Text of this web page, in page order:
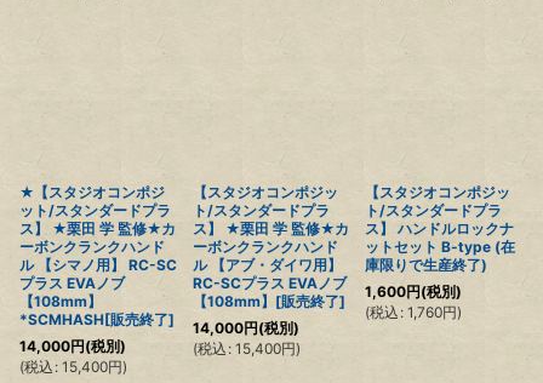
★【スタジオコンポジ
ット/スタンダードプラ
ス】 ★栗田 学 監修★カ
ーボンクランクハンド
ル 【シマノ用】 RC-SC
プラス EVAノブ
【108mm】
*SCMHASH[販売終了]
14,000円(税別)
(税込 : 15,400円)
【スタジオコンポジッ
ト/スタンダードプラ
ス】 ★栗田 学 監修★カ
ーボンクランクハンド
ル 【アブ・ダイワ用】
RC-SCプラス EVAノブ
【108mm】[販売終了]
14,000円(税別)
(税込 : 15,400円)
【スタジオコンポジッ
ト/スタンダードプラ
ス】 ハンドルロックナ
ットセット B-type (在
庫限りで生産終了)
1,600円(税別)
(税込 : 1,760円)